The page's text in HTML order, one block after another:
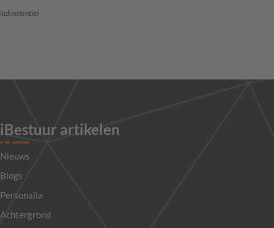
(advertentie)
iBestuur artikelen
Nieuws
Blogs
Personalia
Achtergrond